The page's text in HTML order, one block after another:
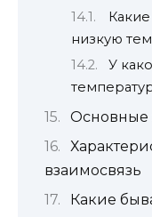
низкую
У
Основные
взаимосвязь
Какие